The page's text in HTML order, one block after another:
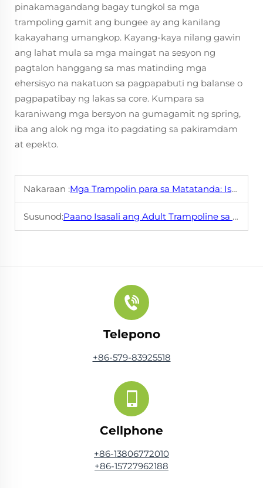
pinakamagandang bagay tungkol sa mga
trampoling gamit ang bungee ay ang kanilang
kakayahang umangkop. Kayang-kaya nilang gawin
ang lahat mula sa mga maingat na sesyon ng
pagtalon hanggang sa mas matinding mga
ehersisyo na nakatuon sa pagpapabuti ng balanse o
pagpapatibay ng lakas sa core. Kumpara sa
karaniwang mga bersyon na gumagamit ng spring,
iba ang alok ng mga ito pagdating sa pakiramdam
at epekto.
Nakaraan :Mga Trampolin para sa Matatanda: Isang Masayang Pagdaragdag sa Iyong Bakuran
Susunod:Paano Isasali ang Adult Trampoline sa Mga Group Fitness Class
Telepono
+86-579-83925518
Cellphone
+86-13806772010
+86-15727962188